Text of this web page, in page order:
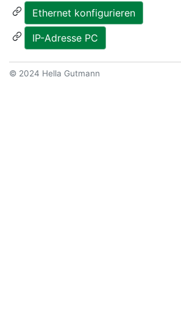
Ethernet konfigurieren
IP-Adresse PC
© 2024 Hella Gutmann